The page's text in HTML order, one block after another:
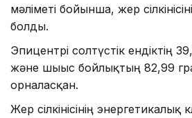
мәліметі бойынша, жер
болды.
Эпицентрі солтүстік ендіктің
және шығыс бойлықтың 82,99
орналасқан.
Жер сілкінісінің энергетикалық